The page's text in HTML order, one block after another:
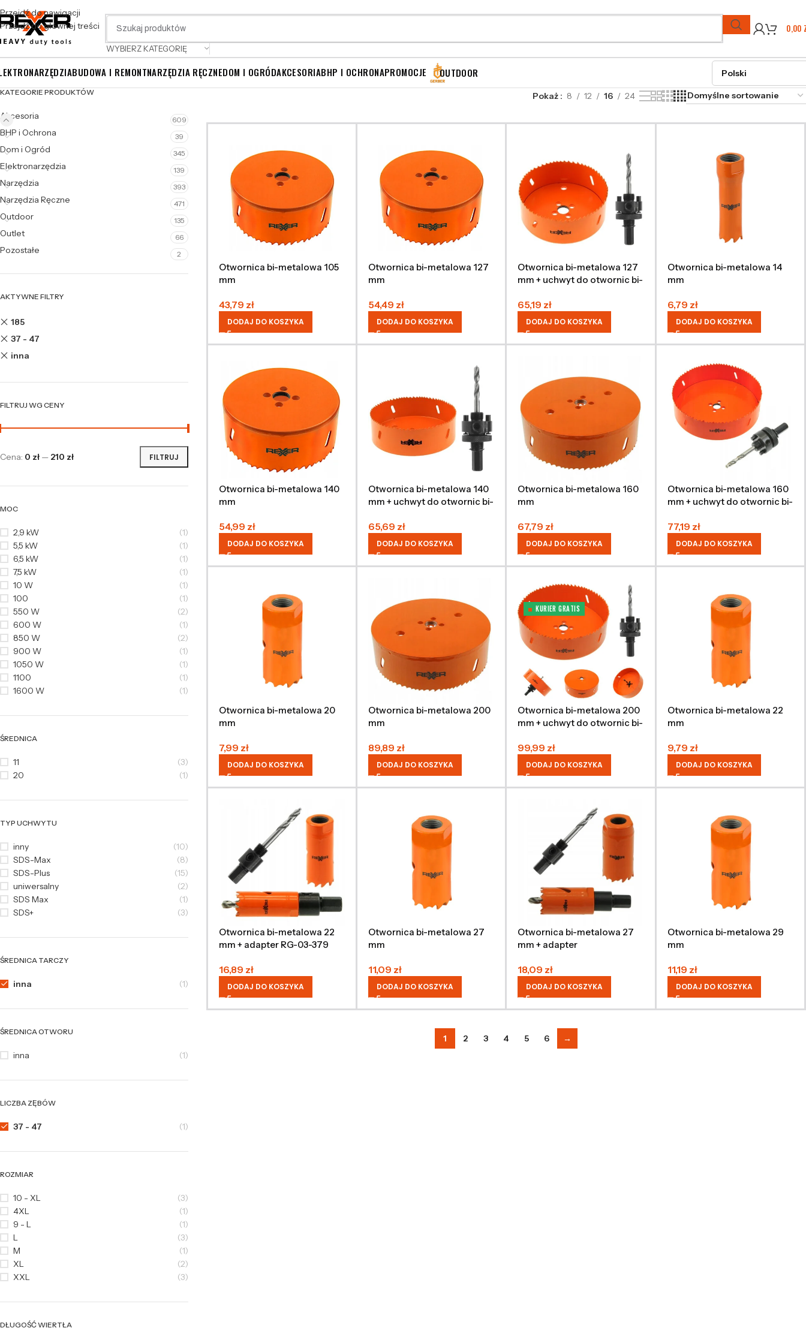
Przejdź do nawigacji
Przejdź do głównej treści
WYBIERZ KATEGORIĘ
0,00
BUDOWA I REMONTNARZĘDZIA RĘCZNEDOM I OGRÓDAKCESORIABHP I OCHRONAPROMOCJE OUTDOOR
KATEGORIE PRODUKTÓW
Akcesoria 609
BHP i Ochrona 39
Dom i Ogród 345
Elektronarzędzia 139
Narzędzia 393
Narzędzia Ręczne 471
Outdoor 135
Outlet 66
Pozostałe 2
AKTYWNE FILTRY
185
37 - 47
inna
FILTRUJ WG CENY
FILTRUJ
Cena: 0 zł — 210 zł
MOC
2,9 kW
(1)
5,5 kW
(1)
6,5 kW
(1)
7,5 kW
(1)
10 W
(1)
100
(1)
550 W
(2)
600 W
(1)
850 W
(2)
900 W
(1)
1050 W
(1)
1100
(1)
1600 W
(1)
ŚREDNICA
11
(3)
20
(1)
TYP UCHWYTU
inny
(10)
SDS-Max
(8)
SDS-Plus
(15)
uniwersalny
(2)
SDS Max
(1)
SDS+
(3)
ŚREDNICA TARCZY
inna (1)
ŚREDNICA OTWORU
inna (1)
LICZBA ZĘBÓW
37 - 47 (1)
ROZMIAR
10 - XL
(3)
4XL
(1)
9 - L
(1)
L
(3)
M
(1)
XL
(2)
XXL
(3)
DŁUGOŚĆ WIERTŁA
Pokaż 8 12 16 24
Otwornica bi-metalowa 105
mm
43,79 zł
DODAJ DO KOSZYKA
Otwornica bi-metalowa 127
mm
54,49 zł
DODAJ DO KOSZYKA
Otwornica bi-metalowa 127
mm + uchwyt do otwornic bi-
65,19 zł
DODAJ DO KOSZYKA
Otwornica bi-metalowa 14
mm
6,79 zł
DODAJ DO KOSZYKA
Otwornica bi-metalowa 140
mm
54,99 zł
DODAJ DO KOSZYKA
Otwornica bi-metalowa 140
mm + uchwyt do otwornic bi-
65,69 zł
DODAJ DO KOSZYKA
Otwornica bi-metalowa 160
mm
67,79 zł
DODAJ DO KOSZYKA
Otwornica bi-metalowa 160
mm + uchwyt do otwornic bi-
77,19 zł
DODAJ DO KOSZYKA
Otwornica bi-metalowa 20
mm
7,99 zł
DODAJ DO KOSZYKA
Otwornica bi-metalowa 200
mm
89,89 zł
DODAJ DO KOSZYKA
KURIER GRATIS
Otwornica bi-metalowa 200
mm + uchwyt do otwornic bi-
99,99 zł
DODAJ DO KOSZYKA
Otwornica bi-metalowa 22
mm
9,79 zł
DODAJ DO KOSZYKA
Otwornica bi-metalowa 22
mm + adapter RG-03-379
16,89 zł
DODAJ DO KOSZYKA
Otwornica bi-metalowa 27
mm
11,09 zł
DODAJ DO KOSZYKA
Otwornica bi-metalowa 27
mm + adapter
18,09 zł
DODAJ DO KOSZYKA
Otwornica bi-metalowa 29
mm
11,19 zł
DODAJ DO KOSZYKA
1 2 3 4 5 6 →